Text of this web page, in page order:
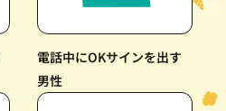
電話中にOKサインを出す
男性